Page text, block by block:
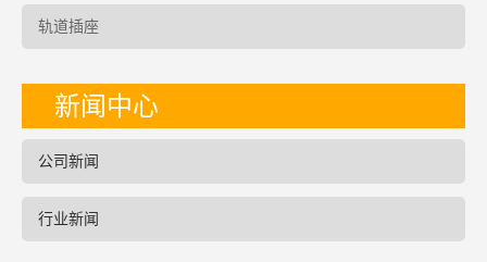
轨道插座
新闻中心
公司新闻
行业新闻